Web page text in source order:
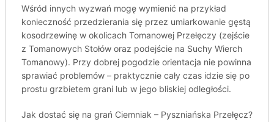
Wśród innych wyzwań mogę wymienić na przykład
konieczność przedzierania się przez umiarkowanie gęstą
kosodrzewinę w okolicach Tomanowej Przełęczy (zejście
z Tomanowych Stołów oraz podejście na Suchy Wierch
Tomanowy). Przy dobrej pogodzie orientacja nie powinna
sprawiać problemów – praktycznie cały czas idzie się po
prostu grzbietem grani lub w jego bliskiej odległości.
Jak dostać się na grań Ciemniak – Pyszniańska Przełęcz?